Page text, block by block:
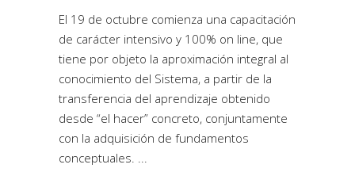
El 19 de octubre comienza una capacitación
de carácter intensivo y 100% on line, que
tiene por objeto la aproximación integral al
conocimiento del Sistema, a partir de la
transferencia del aprendizaje obtenido
desde “el hacer” concreto, conjuntamente
con la adquisición de fundamentos
conceptuales.